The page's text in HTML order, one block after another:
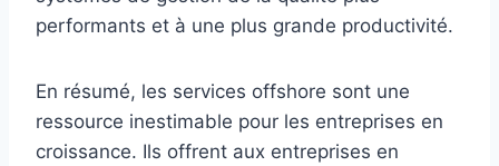
performants et à une plus grande productivité.
En résumé, les services offshore sont une
ressource inestimable pour les entreprises en
croissance. Ils offrent aux entreprises en